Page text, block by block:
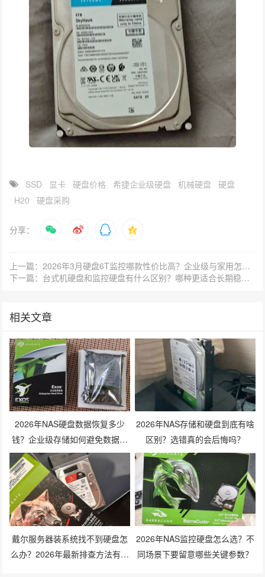
SSD 显卡 硬盘价格 希捷企业级硬盘 机械硬盘
硬盘
H20
硬盘采购
分享：
上一篇：2026年3月硬盘6T监控哪款性价比高？企业级与家用怎么选？
下一篇：台式机硬盘和监控硬盘有什么区别？哪种更适合长期稳定存储？
相关文章
2026年NAS硬盘数据恢复多少
钱？企业级存储如何避免数据丢
失风险？
2026年NAS存储和硬盘到底有啥
区别？选错真的会后悔吗？
戴尔服务器装系统找不到硬盘怎
么办？2026年最新排查方法有哪
2026年NAS监控硬盘怎么选？不
同场景下要留意哪些关键参数？